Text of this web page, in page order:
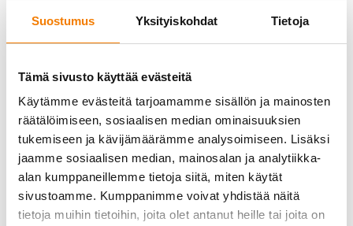
Suostumus Yksityiskohdat Tietoja
Tämä sivusto käyttää evästeitä
Käytämme evästeitä tarjoamamme sisällön ja mainosten
räätälöimiseen, sosiaalisen median ominaisuuksien
tukemiseen ja kävijämäärämme analysoimiseen. Lisäksi
jaamme sosiaalisen median, mainosalan ja analytiikka-
alan kumppaneillemme tietoja siitä, miten käytät
sivustoamme. Kumppanimme voivat yhdistää näitä
tietoja muihin tietoihin, joita olet antanut heille tai joita on